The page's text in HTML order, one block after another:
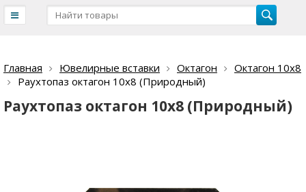
Главная Ювелирные вставки Октагон
Октагон 10х8
Раухтопаз октагон 10х8 (Природный)
Раухтопаз октагон 10х8 (Природный)